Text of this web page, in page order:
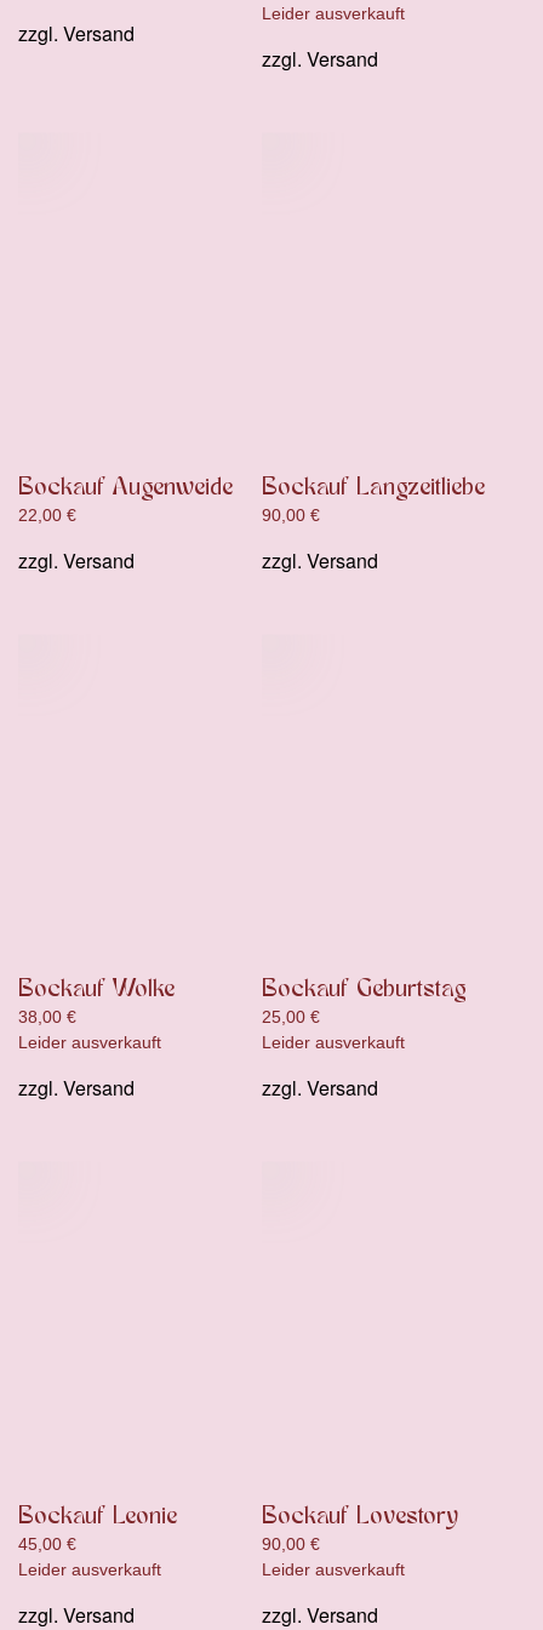
zzgl. Versand
Leider ausverkauft
zzgl. Versand
Bockauf Augenweide
22,00 €
zzgl. Versand
Bockauf Langzeitliebe
90,00 €
zzgl. Versand
Bockauf Wolke
38,00 €
Leider ausverkauft
zzgl. Versand
Bockauf Geburtstag
25,00 €
Leider ausverkauft
zzgl. Versand
Bockauf Leonie
45,00 €
Leider ausverkauft
zzgl. Versand
Bockauf Lovestory
90,00 €
Leider ausverkauft
zzgl. Versand